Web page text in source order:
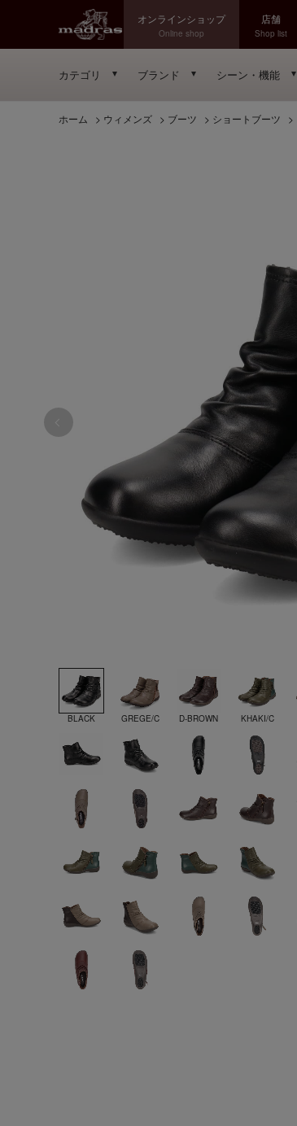
オンラインショップ
Online shop
店舗
Shop list
カテゴリ ブランド シーン・機能
ホーム > ウィメンズ > ブーツ > ショートブーツ >
BLACK GREGE/C D-BROWN KHAKI/C